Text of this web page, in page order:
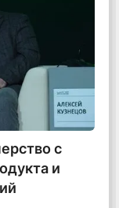
с
и